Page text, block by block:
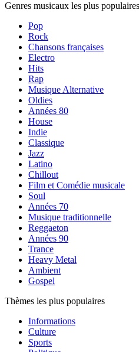
Genres musicaux les plus populaires
Pop
Rock
Chansons françaises
Electro
Hits
Rap
Musique Alternative
Oldies
Années 80
House
Indie
Classique
Jazz
Latino
Chillout
Film et Comédie musicale
Soul
Années 70
Musique traditionnelle
Reggaeton
Années 90
Trance
Heavy Metal
Ambient
Gospel
Thèmes les plus populaires
Informations
Culture
Sports